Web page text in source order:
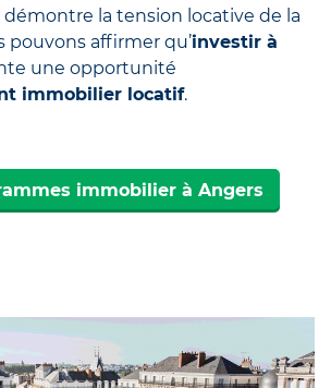
la tension locative de la
pouvons affirmer qu’investir à
une opportunité
immobilier locatif.
immobilier à Angers